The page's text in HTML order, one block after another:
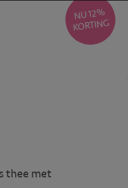
thee met
NU 12
%
KORTING